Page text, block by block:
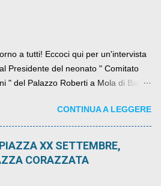
a tutti! Eccoci qui per un'intervista
Presidente del neonato " Comitato
" del Palazzo Roberti a Mola di Bari ,
signor?....CONTINUA A LEGGERE
XX SETTEMBRE,
CORAZZATA